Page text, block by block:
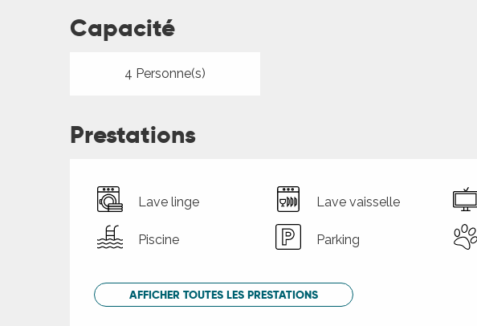
Capacité
4 Personne(s)
Prestations
Lave linge Lave vaisselle
Piscine Parking
AFFICHER TOUTES LES PRESTATIONS